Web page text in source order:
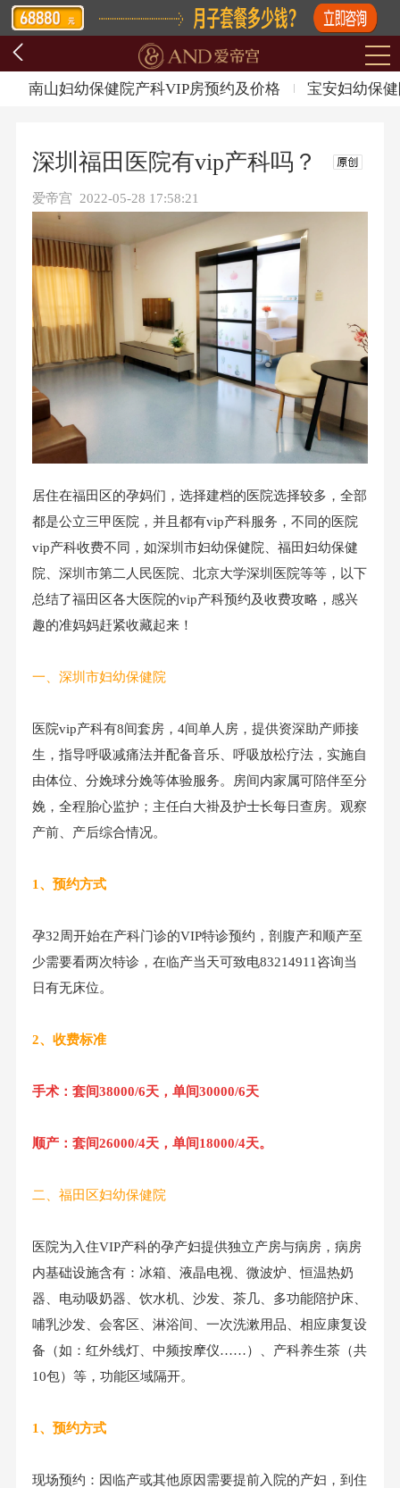
南山妇幼保健院产科VIP房预约及价格 宝安妇幼保
深圳福田医院有vip产科吗？
爱帝宫 2022-05-28 17:58:21
居住在福田区的孕妈们，选择建档的医院选择较多，全部
都是公立三甲医院，并且都有vip产科服务，不同的医院
vip产科收费不同，如深圳市妇幼保健院、福田妇幼保健
院、深圳市第二人民医院、北京大学深圳医院等等，以下
总结了福田区各大医院的vip产科预约及收费攻略，感兴
趣的准妈妈赶紧收藏起来！
一、 深圳市妇幼保健院
医院vip产科有8间套房，4间单人房，提供资深助产师接
生，指导呼吸减痛法并配备音乐、呼吸放松疗法，实施自
由体位、分娩球分娩等体验服务。房间内家属可陪伴至分
娩，全程胎心监护；主任白大褂及护士长每日查房。观察
产前、产后综合情况。
1、预约方式
孕32周开始在产科门诊的VIP特诊预约，剖腹产和顺产至
少需要看两次特诊，在临产当天可致电83214911咨询当
日有无床位。
2、收费标准
手术：套间38000/6天，单间30000/6天
顺产：套间26000/4天，单间18000/4天。
二、福田区妇幼保健院
医院为入住VIP产科的孕产妇提供独立产房与病房，病房
内基础设施含有：冰箱、液晶电视、微波炉、恒温热奶
器、电动吸奶器、饮水机、沙发、茶几、多功能陪护床、
哺乳沙发、会客区、淋浴间、一次洗漱用品、相应康复设
备（如：红外线灯、中频按摩仪……）、产科养生茶（共
10包）等，功能区域隔开。
1、预约方式
现场预约：因临产或其他原因需要提前入院的产妇，到住